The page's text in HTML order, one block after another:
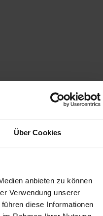
Über Cookies
anbieten zu können
Verwendung unserer
diese Informationen